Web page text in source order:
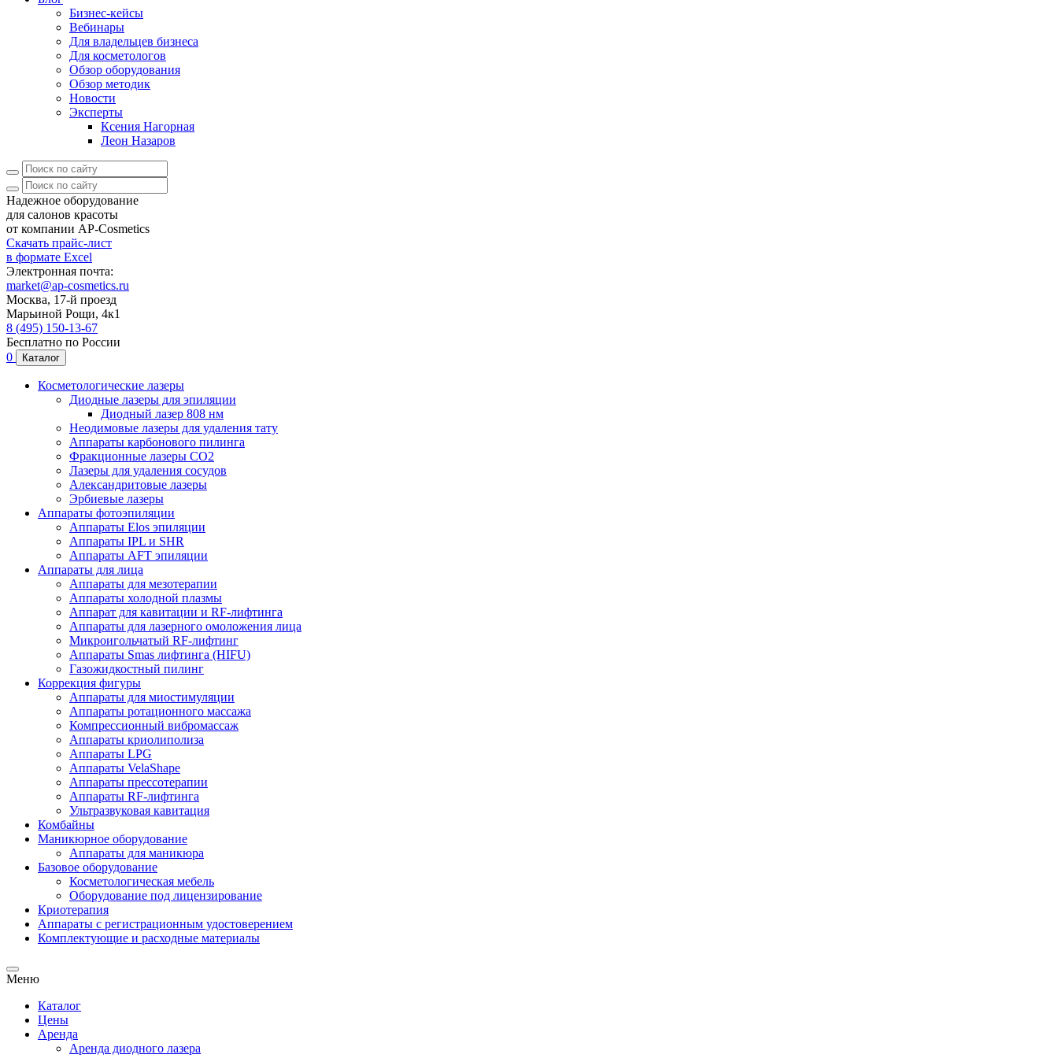
Бизнес-кейсы
Вебинары
Для владельцев бизнеса
Для косметологов
Обзор оборудования
Обзор методик
Новости
Эксперты
Ксения Нагорная
Леон Назаров
Надежное оборудование
для салонов красоты
от компании AP-Cosmetics
Скачать прайс-лист
в формате Excel
Электронная почта:
market@ap-cosmetics.ru
Москва, 17-й проезд
Марьиной Рощи, 4к1
8 (495) 150-13-67
Бесплатно по России
0
Каталог
Косметологические лазеры
Диодные лазеры для эпиляции
Диодный лазер 808 нм
Неодимовые лазеры для удаления тату
Аппараты карбонового пилинга
Фракционные лазеры CO2
Лазеры для удаления сосудов
Александритовые лазеры
Эрбиевые лазеры
Аппараты фотоэпиляции
Аппараты Elos эпиляции
Аппараты IPL и SHR
Аппараты AFT эпиляции
Аппараты для лица
Аппараты для мезотерапии
Аппараты холодной плазмы
Аппарат для кавитации и RF-лифтинга
Аппараты для лазерного омоложения лица
Микроигольчатый RF-лифтинг
Аппараты Smas лифтинга (HIFU)
Газожидкостный пилинг
Коррекция фигуры
Аппараты для миостимуляции
Аппараты ротационного массажа
Компрессионный вибромассаж
Аппараты криолиполиза
Аппараты LPG
Аппараты VelaShape
Аппараты прессотерапии
Аппараты RF-лифтинга
Ультразвуковая кавитация
Комбайны
Маникюрное оборудование
Аппараты для маникюра
Базовое оборудование
Косметологическая мебель
Оборудование под лицензирование
Криотерапия
Аппараты c регистрационным удостоверением
Комплектующие и расходные материалы
Меню
Каталог
Цены
Аренда
Аренда диодного лазера